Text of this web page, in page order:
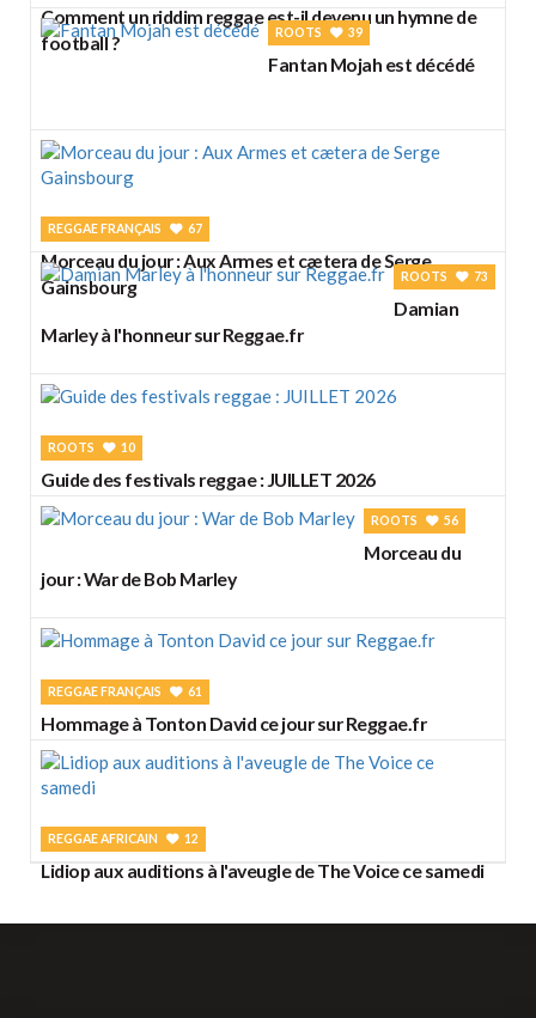
Comment un riddim reggae est-il devenu un hymne de
football ?
ROOTS 39
Fantan Mojah est décédé
REGGAE FRANÇAIS 67
Morceau du jour : Aux Armes et cætera de Serge
Gainsbourg
ROOTS 73
Damian
Marley à l'honneur sur Reggae.fr
ROOTS 10
Guide des festivals reggae : JUILLET 2026
ROOTS 56
Morceau du
jour : War de Bob Marley
REGGAE FRANÇAIS 61
Hommage à Tonton David ce jour sur Reggae.fr
REGGAE AFRICAIN 12
Lidiop aux auditions à l'aveugle de The Voice ce samedi